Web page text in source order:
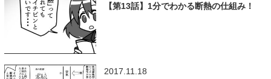
【第13話】1分でわかる断熱の仕組み！
2017.11.18